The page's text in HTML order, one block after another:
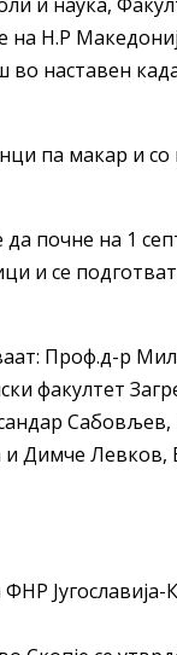
на Н.Р
наставен
па макар и со
почне на 1
и се
Проф.д-р
факултет
и Димче Левков,
Југославија-